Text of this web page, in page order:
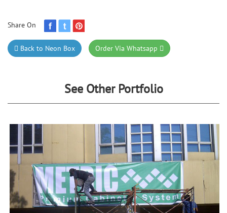
Share On
Back to Neon Box Order Via Whatsapp
See Other Portfolio